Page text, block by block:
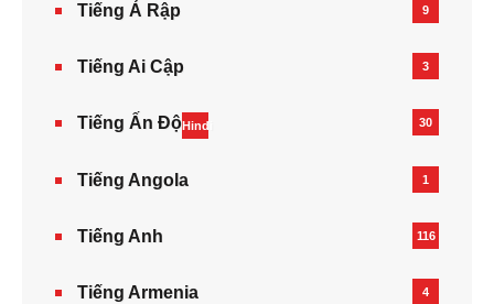
Tiếng Ả Rập 9
Tiếng Ai Cập 3
Tiếng Ấn ĐộHindi 30
Tiếng Angola 1
Tiếng Anh 116
Tiếng Armenia‎ 4